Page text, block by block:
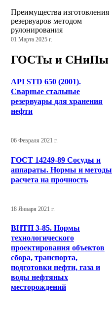
Преимущества изготовления
резервуаров методом
рулонирования
01 Марта 2025 г.
ГОСТы и СНиПы
API STD 650 (2001).
Сварные стальные
резервуары для хранения
нефти
06 Февраля 2021 г.
ГОСТ 14249-89 Сосуды и
аппараты. Нормы и методы
расчета на прочность
18 Января 2021 г.
ВНТП 3-85. Нормы
технологического
проектирования объектов
сбора, транспорта,
подготовки нефти, газа и
воды нефтяных
месторождений